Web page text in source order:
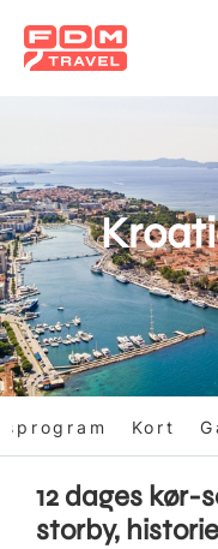
Kort
12 dages kør-
storby,